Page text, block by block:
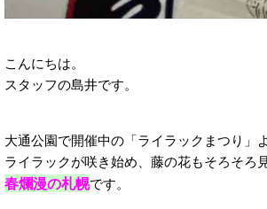
こんにちは。
スタッフの島井です。
大通公園で開催中の「ライラックまつり」
ライラックが咲き始め、藤の花もそろそろ
春爛漫の札幌です。